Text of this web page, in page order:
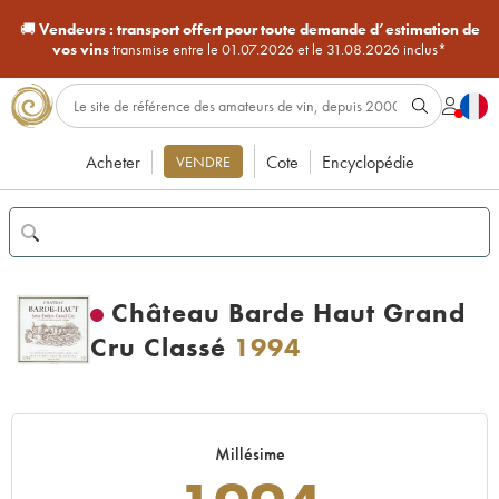
🚚Vendeurs : transport offert pour toute demande d’estimation de
vos vinstransmise entre le 01.07.2026 et le 31.08.2026 inclus*
Acheter VENDRE Cote Encyclopédie
Château Barde Haut Grand
Cru Classé 1994
Millésime